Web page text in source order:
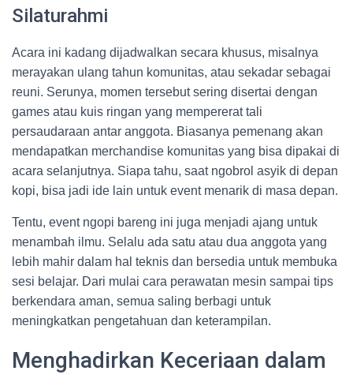
Silaturahmi
Acara ini kadang dijadwalkan secara khusus, misalnya
merayakan ulang tahun komunitas, atau sekadar sebagai
reuni. Serunya, momen tersebut sering disertai dengan
games atau kuis ringan yang mempererat tali
persaudaraan antar anggota. Biasanya pemenang akan
mendapatkan merchandise komunitas yang bisa dipakai di
acara selanjutnya. Siapa tahu, saat ngobrol asyik di depan
kopi, bisa jadi ide lain untuk event menarik di masa depan.
Tentu, event ngopi bareng ini juga menjadi ajang untuk
menambah ilmu. Selalu ada satu atau dua anggota yang
lebih mahir dalam hal teknis dan bersedia untuk membuka
sesi belajar. Dari mulai cara perawatan mesin sampai tips
berkendara aman, semua saling berbagi untuk
meningkatkan pengetahuan dan keterampilan.
Menghadirkan Keceriaan dalam